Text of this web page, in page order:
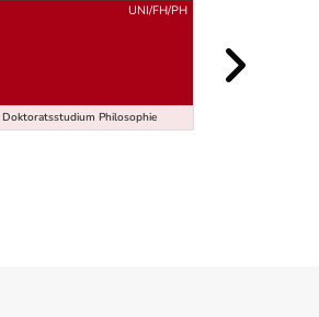
Philosophie
UNI/FH/PH